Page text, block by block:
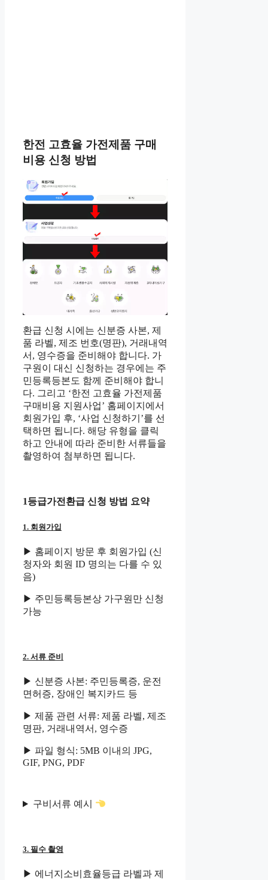
한전 고효율 가전제품 구매
비용 신청 방법
환급 신청 시에는 신분증 사본, 제
품 라벨, 제조 번호(명판), 거래내역
서, 영수증을 준비해야 합니다. 가
구원이 대신 신청하는 경우에는 주
민등록등본도 함께 준비해야 합니
다. 그리고 ‘한전 고효율 가전제품
구매비용 지원사업’ 홈페이지에서
회원가입 후, ‘사업 신청하기’를 선
택하면 됩니다. 해당 유형을 클릭
하고 안내에 따라 준비한 서류들을
촬영하여 첨부하면 됩니다.
1등급가전환급 신청 방법 요약
1. 회원가입
▶ 홈페이지 방문 후 회원가입 (신
청자와 회원 ID 명의는 다를 수 있
음)
▶ 주민등록등본상 가구원만 신청
가능
2. 서류 준비
▶ 신분증 사본: 주민등록증, 운전
면허증, 장애인 복지카드 등
▶ 제품 관련 서류: 제품 라벨, 제조
명판, 거래내역서, 영수증
▶ 파일 형식: 5MB 이내의 JPG,
GIF, PNG, PDF
구비서류 예시
3. 필수 촬영
▶ 에너지소비효율등급 라벨과 제